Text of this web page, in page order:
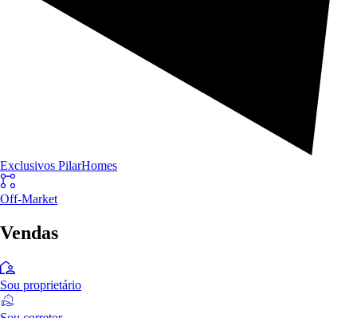
Exclusivos PilarHomes
Off-Market
Vendas
Sou proprietário